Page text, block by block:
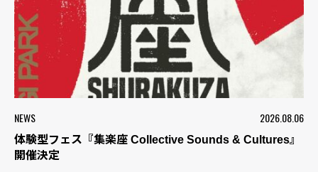
NEWS 2026.08.06
体験型フェス『集楽座 Collective Sounds & Cultures』
開催決定